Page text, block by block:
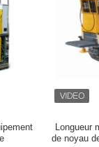
Longueur
de noyau